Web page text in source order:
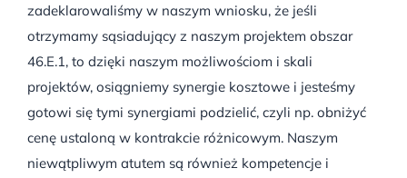
zadeklarowaliśmy w naszym wniosku, że jeśli
otrzymamy sąsiadujący z naszym projektem obszar
46.E.1, to dzięki naszym możliwościom i skali
projektów, osiągniemy synergie kosztowe i jesteśmy
gotowi się tymi synergiami podzielić, czyli np. obniżyć
cenę ustaloną w kontrakcie różnicowym. Naszym
niewątpliwym atutem są również kompetencje i